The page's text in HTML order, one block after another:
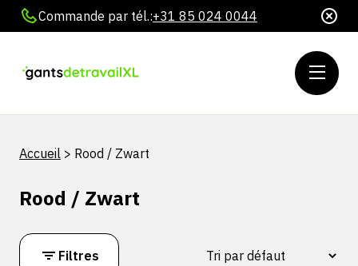
Commande par tél.:+31 85 024 0044
Accueil > Rood / Zwart
Rood / Zwart
Filtres